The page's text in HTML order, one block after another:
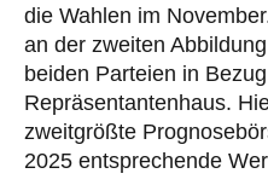
die Wahlen im
an der zweiten
beiden Parteien in
Repräsentantenhaus.
zweitgrößte
2025 entsprechende